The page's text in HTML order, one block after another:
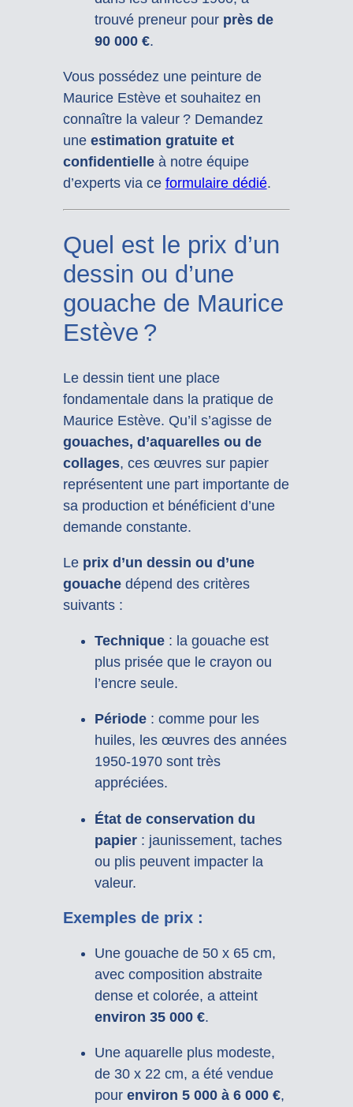
trouvé preneur pour près de
90 000 €.
Vous possédez une peinture de
Maurice Estève et souhaitez en
connaître la valeur ? Demandez
une estimation gratuite et
confidentielleà notre équipe
d’experts via ce formulaire dédié.
Quel est le prix d’un
dessin ou d’une
gouache de Maurice
Estève ?
Le dessin tient une place
fondamentale dans la pratique de
Maurice Estève. Qu’il s’agisse de
gouaches, d’aquarelles ou de
collages, ces œuvres sur papier
représentent une part importante de
sa production et bénéficient d’une
demande constante.
Le prix d’un dessin ou d’une
gouachedépend des critères
suivants :
Technique: la gouache est
plus prisée que le crayon ou
l’encre seule.
Période: comme pour les
huiles, les œuvres des années
1950-1970 sont très
appréciées.
État de conservation du
papier: jaunissement, taches
ou plis peuvent impacter la
valeur.
Exemples de prix :
Une gouache de 50 x 65 cm,
avec composition abstraite
dense et colorée, a atteint
environ 35 000 €.
Une aquarelle plus modeste,
de 30 x 22 cm, a été vendue
pour environ 5 000 à 6 000 €,